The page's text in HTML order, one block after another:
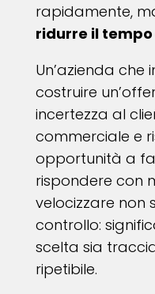
rapidamente,
ridurre il
Un’azienda
costruire
incertezza al
commerciale e
opportunità a
rispondere con
velocizzare non
controllo:
scelta sia
ripetibile.